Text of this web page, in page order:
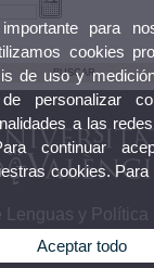
Lenguas y Política
para
cookies
de uso y
personalizar
a las
continuar
cookies.
Aceptar todo